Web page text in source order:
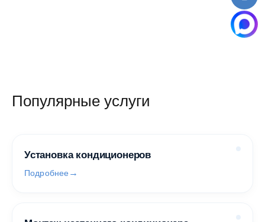
Популярные услуги
Установка кондиционеров
Подробнее